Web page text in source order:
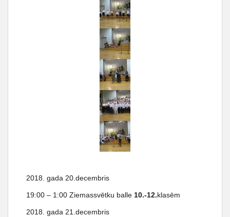
2018. gada 20.decembris
19:00 – 1:00 Ziemassvētku balle 10.-12.klasēm
2018. gada 21.decembris